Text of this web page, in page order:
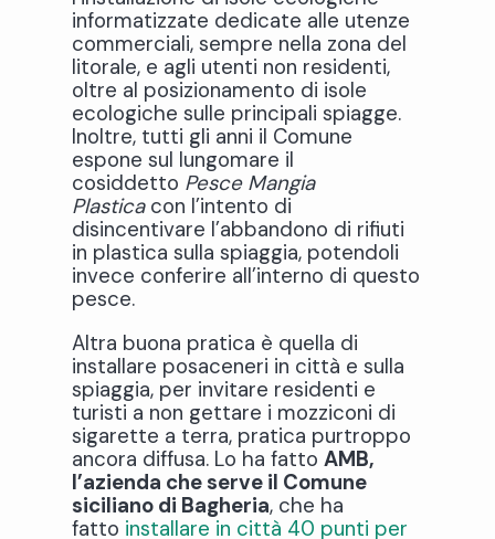
informatizzate dedicate alle utenze
commerciali, sempre nella zona del
litorale, e agli utenti non residenti,
oltre al posizionamento di isole
ecologiche sulle principali spiagge.
Inoltre, tutti gli anni il Comune
espone sul lungomare il
cosiddetto Pesce Mangia
Plasticacon l’intento di
disincentivare l’abbandono di rifiuti
in plastica sulla spiaggia, potendoli
invece conferire all’interno di questo
pesce.
Altra buona pratica è quella di
installare posaceneri in città e sulla
spiaggia, per invitare residenti e
turisti a non gettare i mozziconi di
sigarette a terra, pratica purtroppo
ancora diffusa. Lo ha fattoAMB,
l’azienda che serve il Comune
siciliano di Bagheria, che ha
fatto installare in città 40 punti per